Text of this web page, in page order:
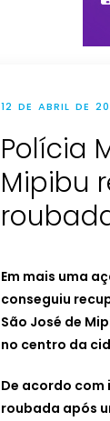
12 DE ABRIL DE
Polícia
Mipibu
Em mais uma
conseguiu
São José de
no centro da
De acordo
roubada após